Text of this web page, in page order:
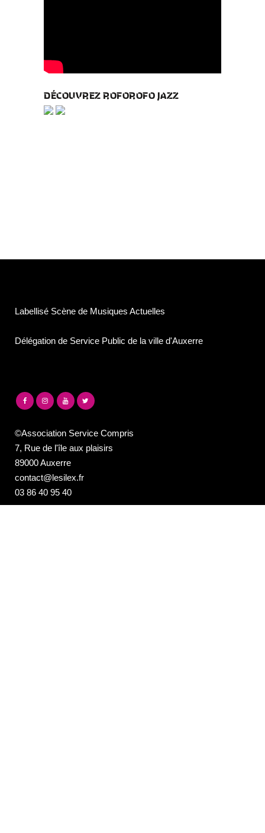
DÉCOUVREZ ROFOROFO JAZZ
Labellisé Scène de Musiques Actuelles
Délégation de Service Public de la ville d'Auxerre
©Association Service Compris
7, Rue de l'île aux plaisirs
89000 Auxerre
contact@lesilex.fr
03 86 40 95 40